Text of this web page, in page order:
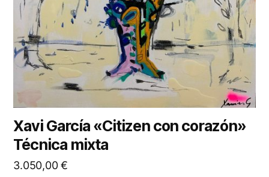
Xavi García «Citizen con corazón»
Técnica mixta
3.050,00€